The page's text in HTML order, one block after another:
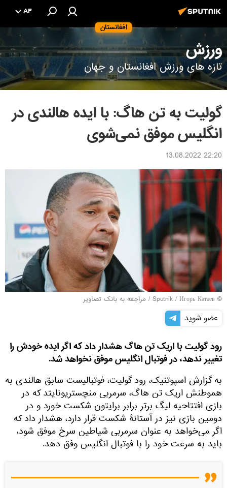
افغانستان
AF
ورزش
تازه های ورزش افغانستان و جهان
گولیت به تن هاگ: با ایده هالندی در
انگلیس موفق نمی‌شوی
22:20 13.08.2022
© Sputnik / Игорь Катаев
/ مراجعه به بانک تصاویر
عضو شوید
رود گولیت با اریک تن هاگ هشدار داد که اگر ایده خودش را
تغییر ندهد، در فوتبال انگلیس موفق نخواهد شد.
به گزارش اسپوتنیک، رود گولیت، فوتبالیست سابق هالندی به
هموطنش اریک تن هاگ، سرمربی منچستریونایتد که در
بازی افتتاحیه لیگ برتر برابر برایتون شکست خورد و در
دومین بازی نیز در آستانۀ شکست قرار دارد، هشدار داد که
اگر می‌خواهد به عنوان سرمربی شیاطین سرخ موفق شود،
باید به سرعت خود را با فوتبال انگلیس وفق دهد.